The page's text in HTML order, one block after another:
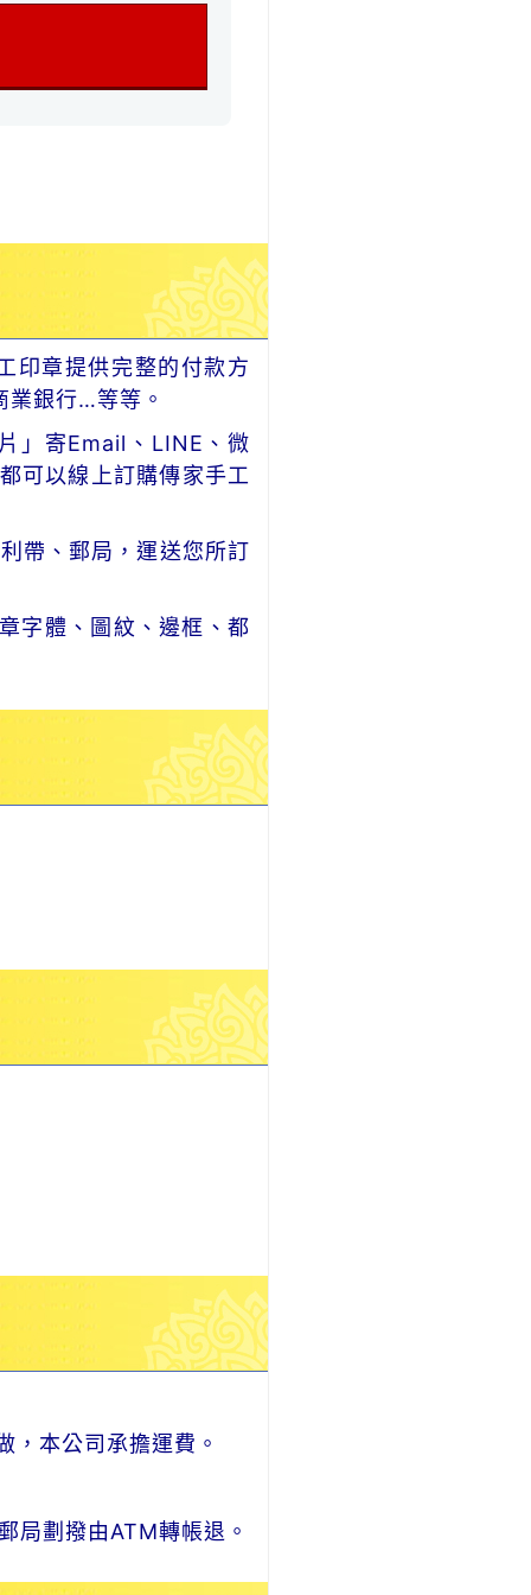
印章提供完整的付款方
業銀行…等等。
」寄Email、LINE、微
可以線上訂購傳家手工
帶、郵局，運送您所訂
字體、圖紋、邊框、都
本公司承擔運費。
局劃撥由ATM轉帳退。